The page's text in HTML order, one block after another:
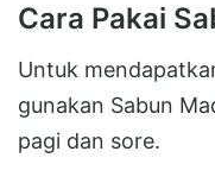
Cara Pakai
Untuk
gunakan Sabun
pagi dan sore.